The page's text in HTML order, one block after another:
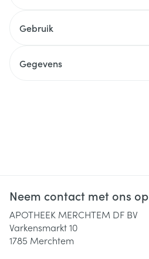
Gebruik
Gegevens
Neem contact met ons op
APOTHEEK MERCHTEM DF BV
Varkensmarkt 10
1785 Merchtem